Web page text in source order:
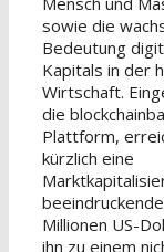
sowie die
Bedeutung
Kapitals in der
Wirtschaft.
die
Plattform,
kürzlich eine
Millionen US-
ihn zu einem